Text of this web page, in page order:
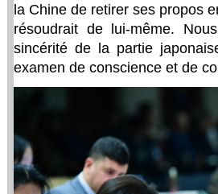
la Chine de retirer ses propos
résoudrait de lui-même.
sincérité de la partie
examen de conscience et de